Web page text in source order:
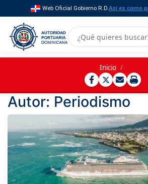
Web Oficial Gobierno R.D.Así es como
Inicio /
Autor: Periodismo